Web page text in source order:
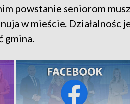
powstanie seniorom
w mieście. Działalnośc
gmina.